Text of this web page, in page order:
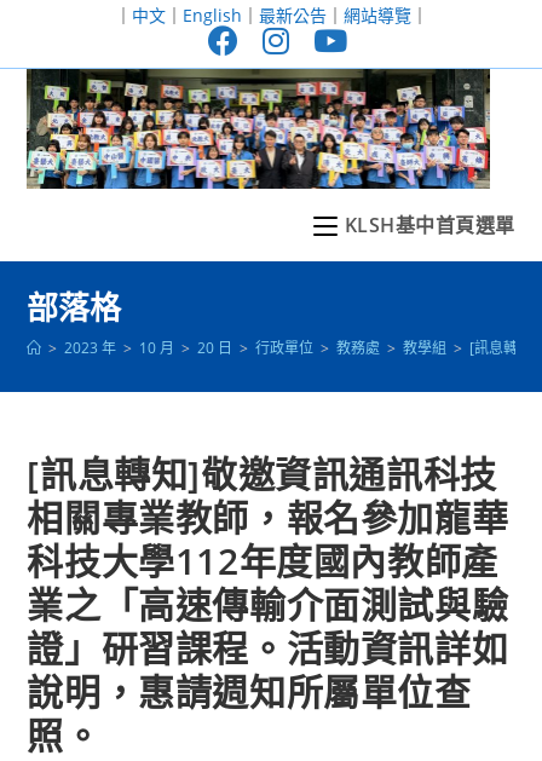
至
｜ 中文｜ English ｜ 最新公告｜ 網站導覽｜
KLSH基中首頁選單
部落格
> 2023 年 > 10 月 > 20 日 > 行政單位 > 教務處 > 教學組 > [訊息轉知]
[訊息轉知]敬邀資訊通訊科技
相關專業教師，報名參加龍華
科技大學112年度國內教師產
業之「高速傳輸介面測試與驗
證」研習課程。活動資訊詳如
說明，惠請週知所屬單位查
照。